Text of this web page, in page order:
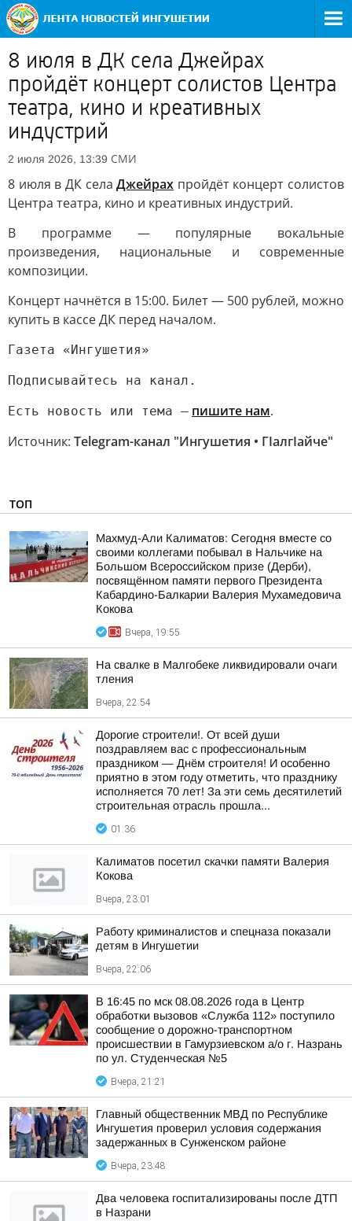
8 июля в ДК села Джейрах
пройдёт концерт солистов Центра
театра, кино и креативных
индустрий
2 июля 2026, 13:39 СМИ
8 июля в ДК селаДжейрах пройдёт концерт солистов
Центра театра, кино и креативных индустрий.
В программе — популярные вокальные
произведения, национальные и современные
композиции.
Концерт начнётся в 15:00. Билет — 500 рублей, можно
купить в кассе ДК перед началом.
Газета «Ингушетия»
Подписывайтесь на канал.
Есть новость или тема — пишите нам.
Источник: Telegram-канал "Ингушетия • ГIалгIайче"
ТОП
Махмуд-Али Калиматов: Сегодня вместе со
своими коллегами побывал в Нальчике на
Большом Всероссийском призе (Дерби),
посвящённом памяти первого Президента
Кабардино-Балкарии Валерия Мухамедовича
Кокова
Вчера, 19:55
На свалке в Малгобеке ликвидировали очаги
тления
Вчера, 22:54
Дорогие строители!. От всей души
поздравляем вас с профессиональным
праздником — Днём строителя! И особенно
приятно в этом году отметить, что празднику
исполняется 70 лет! За эти семь десятилетий
строительная отрасль прошла...
01:36
Калиматов посетил скачки памяти Валерия
Кокова
Вчера, 23:01
Работу криминалистов и спецназа показали
детям в Ингушетии
Вчера, 22:06
В 16:45 по мск 08.08.2026 года в Центр
обработки вызовов «Служба 112» поступило
сообщение о дорожно-транспортном
происшествии в Гамурзиевском а/о г. Назрань
по ул. Студенческая №5
Вчера, 21:21
Главный общественник МВД по Республике
Ингушетия проверил условия содержания
задержанных в Сунженском районе
Вчера, 23:48
Два человека госпитализированы после ДТП
в Назрани